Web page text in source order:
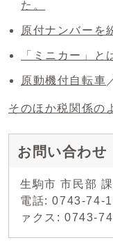
た。
原付ナンバーを
「ミニカー」と
原動機付自転車
そのほか税関係の
お問い合わせ
生駒市 市民部
電話: 0743-74-
ァクス: 0743-